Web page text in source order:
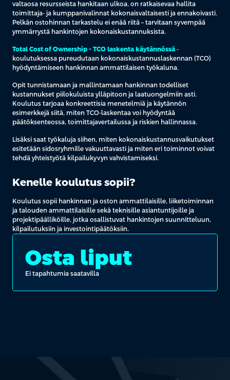
valtaosa resursseista hankitaan ulkoa, on ratkaisevaa hallita
toimittaja- ja kumppanivalinnat kokonaisvaltaisesti ja ennakoivasti.
Pelkän ostohinnan tarkastelu ei enää riitä – tarvitaan syvempää
ymmärrystä hankintojen kokonaiskustannuksista.
Total Cost of Ownership – TCO laskenta käytännössä -
koulutuksessa pureudutaan kokonaiskustannuslaskennan (TCO)
hyödyntämiseen hankinnan ammattilaisen työkaluna.
Opit tunnistamaan ja mallintamaan hankinnan todelliset
kustannukset piilokuluista ylläpitoon ja laatuongelmiin asti.
Koulutus tarjoaa konkreettisia menetelmiä ja käytännön
esimerkkejä siitä, miten TCO-laskentaa voi hyödyntää
päätöksenteossa, toimittajavertailussa ja riskien hallinnassa.
Lisäksi saat työkaluja siihen, miten kokonaiskustannusvaikutukset
esitetään sidosryhmille vakuuttavasti ja miten eri toiminnot voivat
tehdä yhteistyötä kilpailukyvyn vahvistamiseksi.
Kenelle koulutus sopii?
Koulutus sopii hankinnan ja oston ammattilaisille, liiketoiminnan
ja talouden ammattilaisille sekä teknisille asiantuntijoille ja
projektipäälliköille, jotka osallistuvat hankintojen suunnitteluun,
kilpailutuksiin ja investointipäätöksiin.
Osta liput
Ei tapahtumia saatavilla